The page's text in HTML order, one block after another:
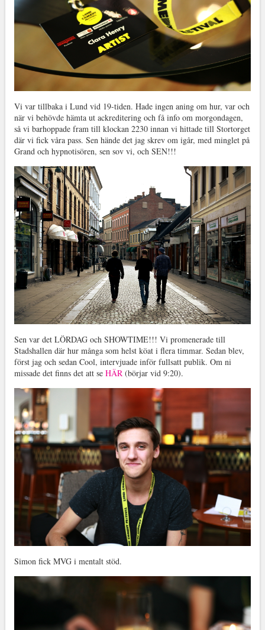
Vi var tillbaka i Lund vid 19-tiden. Hade ingen aning om hur, var och
när vi behövde hämta ut ackreditering och få info om morgondagen,
så vi barhoppade fram till klockan 2230 innan vi hittade till Stortorget
där vi fick våra pass. Sen hände det jag skrev om igår, med minglet på
Grand och hypnotisören, sen sov vi, och SEN!!!
Sen var det LÖRDAG och SHOWTIME!!! Vi promenerade till
Stadshallen där hur många som helst köat i flera timmar. Sedan blev,
först jag och sedan Cool, intervjuade inför fullsatt publik. Om ni
missade det finns det att se HÄR (börjar vid 9:20).
Simon fick MVG i mentalt stöd.